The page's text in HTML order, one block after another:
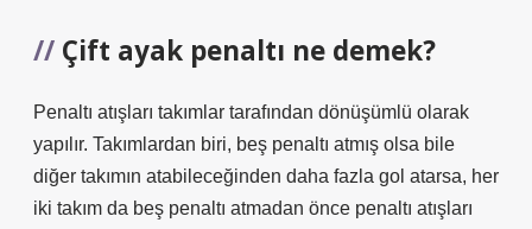
Çift ayak penaltı ne demek?
Penaltı atışları takımlar tarafından dönüşümlü olarak
yapılır. Takımlardan biri, beş penaltı atmış olsa bile
diğer takımın atabileceğinden daha fazla gol atarsa, her
iki takım da beş penaltı atmadan önce penaltı atışları